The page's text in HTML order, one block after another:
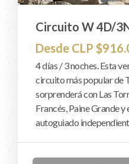
Circuito W 4D/
Desde CLP
4 días / 3 noches. Esta
circuito más popular de
sorprenderá con Las
Francés, Paine Grande
autoguiado